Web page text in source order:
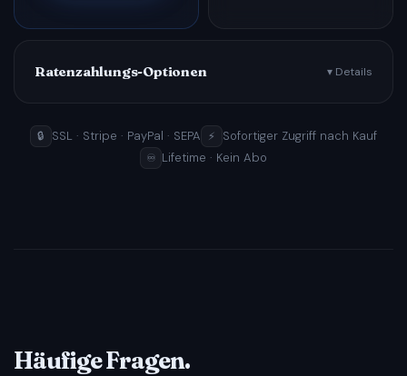
Ratenzahlungs-Optionen ▾ Details
🔒 SSL · Stripe · PayPal · SEPA ⚡ Sofortiger Zugriff nach Kauf
♾ Lifetime · Kein Abo
Häufige Fragen.